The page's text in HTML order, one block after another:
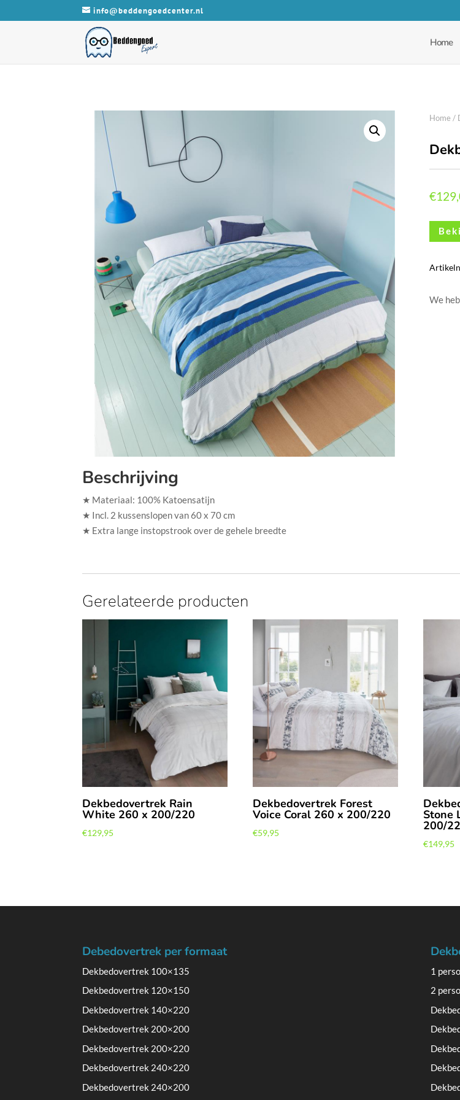
info@beddengoedcenter.nl
Home
Home /
€
We
Beschrijving
★ Materiaal: 100% Katoensatijn
★ Incl. 2 kussenslopen van 60 x 70 cm
★ Extra lange instopstrook over de gehele breedte
Gerelateerde producten
Dekbedovertrek Rain
White 260 x 200/220
€129,95
Dekbedovertrek Forest
Voice Coral 260 x 200/220
€59,95
Stone
200/
€149,95
Debedovertrek per formaat
Dekbedovertrek 100×135
Dekbedovertrek 120×150
Dekbedovertrek 140×220
Dekbedovertrek 200×200
Dekbedovertrek 200×220
Dekbedovertrek 240×220
Dekbedovertrek 240×200
1
2